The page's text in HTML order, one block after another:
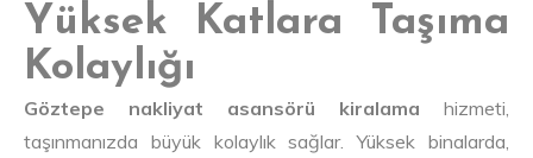
Yüksek Katlara Taşıma
Kolaylığı
Göztepe nakliyat asansörü kiralama hizmeti,
taşınmanızda büyük kolaylık sağlar. Yüksek binalarda,